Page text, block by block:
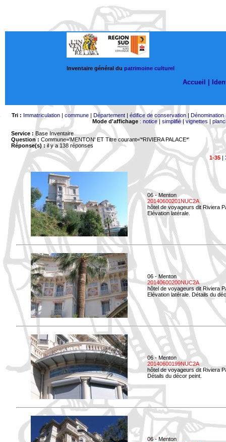
Inventaire général du patrimoine culturel
Accueil |
Tri : Immatriculation| commune| Département| édifice de conservation| Dénomination
Mode d'affichage: notice| simplifié|vignettes |
Service : Base Inventaire
Question : Commune='MENTON' ET Titre courant='*RIVIERA PALACE*'
Réponse(s) :il y a 138 réponses
1-35|
06 - Menton
20140600201NUC2A
hôtel de voyageurs dit Riviera
Elévation latérale.
06 - Menton
20140600200NUC2A
hôtel de voyageurs dit Riviera
Elévation latérale. Détails du
06 - Menton
20140600199NUC2A
hôtel de voyageurs dit Riviera
Détails du décor peint.
06 - Menton